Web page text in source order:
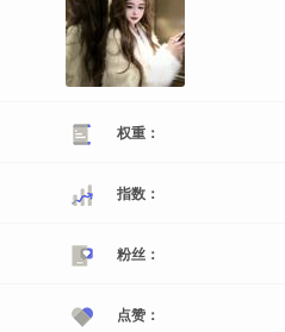
权重：
指数：
粉丝：
点赞：